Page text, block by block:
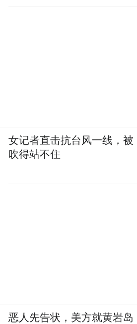
女记者直击抗台风一线，被
吹得站不住
恶人先告状，美方就黄岩岛